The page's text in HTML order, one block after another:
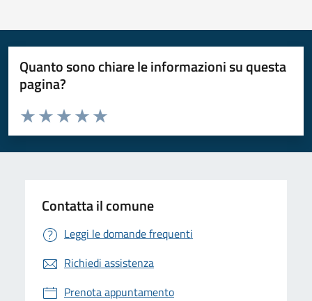
Quanto sono chiare le informazioni su questa
pagina?
Valuta da 1 a 5 stelle la pagina
Valuta 5 stelle su 5
Valuta 4 stelle su 5
Valuta 3 stelle su 5
Valuta 2 stelle su 5
Valuta 1 stelle su 5
Contatta il comune
Leggi le domande frequenti
Richiedi assistenza
Prenota appuntamento